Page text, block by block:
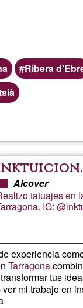
Ribera
Alcover
tatuajes en
IG:
experiencia
Tarragona
tus
mi trabajo en